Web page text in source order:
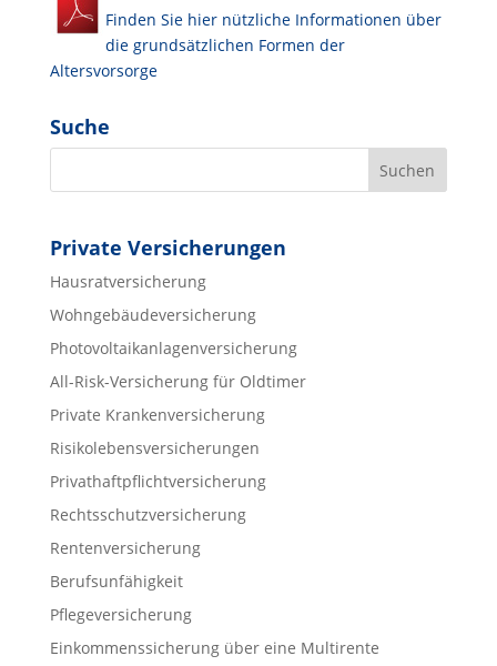
Finden Sie hier nützliche Informationen über
die grundsätzlichen Formen der
Altersvorsorge
Suche
Private Versicherungen
Hausratversicherung
Wohngebäudeversicherung
Photovoltaikanlagenversicherung
All-Risk-Versicherung für Oldtimer
Private Krankenversicherung
Risikolebensversicherungen
Privathaftpflichtversicherung
Rechtsschutzversicherung
Rentenversicherung
Berufsunfähigkeit
Pflegeversicherung
Einkommenssicherung über eine Multirente